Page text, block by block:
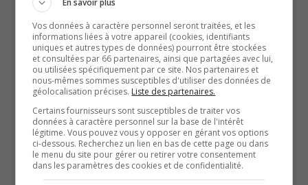
Next Episode
Listen More Episodes
Vos données à caractère personnel seront traitées, et les
informations liées à votre appareil (cookies, identifiants
uniques et autres types de données) pourront être stockées
et consultées par 66 partenaires, ainsi que partagées avec lui,
ou utilisées spécifiquement par ce site. Nos partenaires et
nous-mêmes sommes susceptibles d'utiliser des données de
géolocalisation précises. Liste des partenaires.
Certains fournisseurs sont susceptibles de traiter vos
données à caractère personnel sur la base de l'intérêt
légitime. Vous pouvez vous y opposer en gérant vos options
ci-dessous. Recherchez un lien en bas de cette page ou dans
le menu du site pour gérer ou retirer votre consentement
dans les paramètres des cookies et de confidentialité.